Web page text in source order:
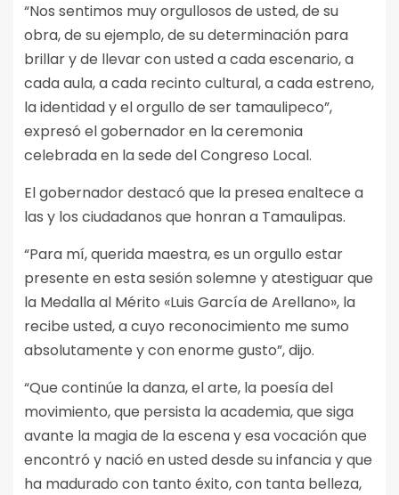
“Nos sentimos muy orgullosos de usted, de su
obra, de su ejemplo, de su determinación para
brillar y de llevar con usted a cada escenario, a
cada aula, a cada recinto cultural, a cada estreno,
la identidad y el orgullo de ser tamaulipeco”,
expresó el gobernador en la ceremonia
celebrada en la sede del Congreso Local.
El gobernador destacó que la presea enaltece a
las y los ciudadanos que honran a Tamaulipas.
“Para mí, querida maestra, es un orgullo estar
presente en esta sesión solemne y atestiguar que
la Medalla al Mérito «Luis García de Arellano», la
recibe usted, a cuyo reconocimiento me sumo
absolutamente y con enorme gusto”, dijo.
“Que continúe la danza, el arte, la poesía del
movimiento, que persista la academia, que siga
avante la magia de la escena y esa vocación que
encontró y nació en usted desde su infancia y que
ha madurado con tanto éxito, con tanta belleza,